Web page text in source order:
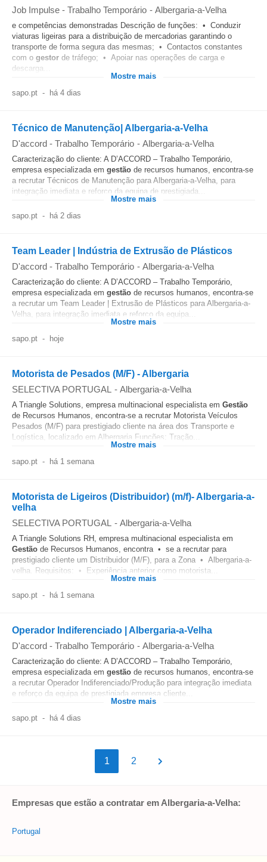
Job Impulse - Trabalho Temporário - Albergaria-a-Velha
e competências demonstradas Descrição de funções: • Conduzir
viaturas ligeiras para a distribuição de mercadorias garantindo o
transporte de forma segura das mesmas; • Contactos constantes
com o gestor de tráfego; • Apoiar nas operações de carga e
descarga...
Mostre mais
sapo.pt - há 4 dias
Técnico de Manutenção| Albergaria-a-Velha
D'accord - Trabalho Temporário - Albergaria-a-Velha
Caracterização do cliente: A D’ACCORD – Trabalho Temporário,
empresa especializada em gestão de recursos humanos, encontra-se
a recrutar Técnicos de Manutenção para Albergaria-a-Velha, para
integração imediata e reforço da equipa de prestigiada...
Mostre mais
sapo.pt - há 2 dias
Team Leader | Indústria de Extrusão de Plásticos
D'accord - Trabalho Temporário - Albergaria-a-Velha
Caracterização do cliente: A D’ACCORD – Trabalho Temporário,
empresa especializada em gestão de recursos humanos, encontra-se
a recrutar um Team Leader | Extrusão de Plásticos para Albergaria-a-
Velha, para integração imediata e reforço da equipa...
Mostre mais
sapo.pt - hoje
Motorista de Pesados (M/F) - Albergaria
SELECTIVA PORTUGAL - Albergaria-a-Velha
A Triangle Solutions, empresa multinacional especialista em Gestão
de Recursos Humanos, encontra-se a recrutar Motorista Veículos
Pesados (M/F) para prestigiado cliente na área dos Transporte e
Logística, localizado em Albergaria Funções: Tração...
Mostre mais
sapo.pt - há 1 semana
Motorista de Ligeiros (Distribuidor) (m/f)- Albergaria-a-
velha
SELECTIVA PORTUGAL - Albergaria-a-Velha
A Triangle Solutions RH, empresa multinacional especialista em
Gestão de Recursos Humanos, encontra • se a recrutar para
prestigiado cliente um Distribuidor (M/F), para a Zona • Albergaria-a-
velha. Requisitos: • Experiência anterior como motorista...
Mostre mais
sapo.pt - há 1 semana
Operador Indiferenciado | Albergaria-a-Velha
D'accord - Trabalho Temporário - Albergaria-a-Velha
Caracterização do cliente: A D’ACCORD – Trabalho Temporário,
empresa especializada em gestão de recursos humanos, encontra-se
a recrutar Operador Indiferenciado/Produção para integração imediata
e reforço da equipa de prestigiada empresa cliente...
Mostre mais
sapo.pt - há 4 dias
1 2
Empresas que estão a contratar em Albergaria-a-Velha:
Portugal